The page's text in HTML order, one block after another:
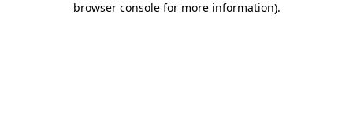
browser console for more information).